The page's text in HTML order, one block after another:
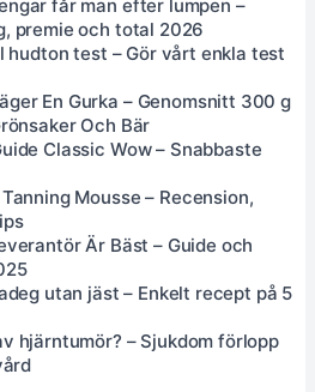
får man efter lumpen –
premie och total 2026
hudton test – Gör vårt enkla test
En Gurka – Genomsnitt 300 g
Och Bär
Classic Wow – Snabbaste
Mousse – Recension,
Är Bäst – Guide och
utan jäst – Enkelt recept på 5
hjärntumör? – Sjukdom förlopp